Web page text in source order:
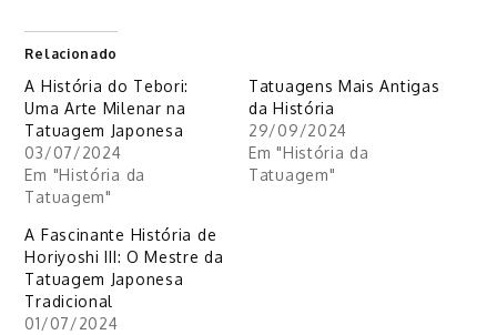
Relacionado
A História do Tebori:
Uma Arte Milenar na
Tatuagem Japonesa
03/07/2024
Em "História da
Tatuagem"
Tatuagens Mais Antigas
da História
29/09/2024
Em "História da
Tatuagem"
A Fascinante História de
Horiyoshi III: O Mestre da
Tatuagem Japonesa
Tradicional
01/07/2024